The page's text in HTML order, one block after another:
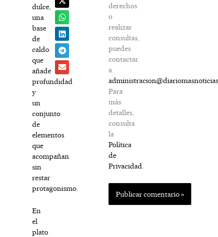
dulce,
una
base
de
caldo
que
añade
profundidad
y
un
conjunto
de
elementos
que
acompañan
sin
restar
protagonismo.
En
el
plato
derechos
o
realizar
consultas,
puedes
contactar
a
Para
más
detalles,
consulta
la
Política
de
Privacidad